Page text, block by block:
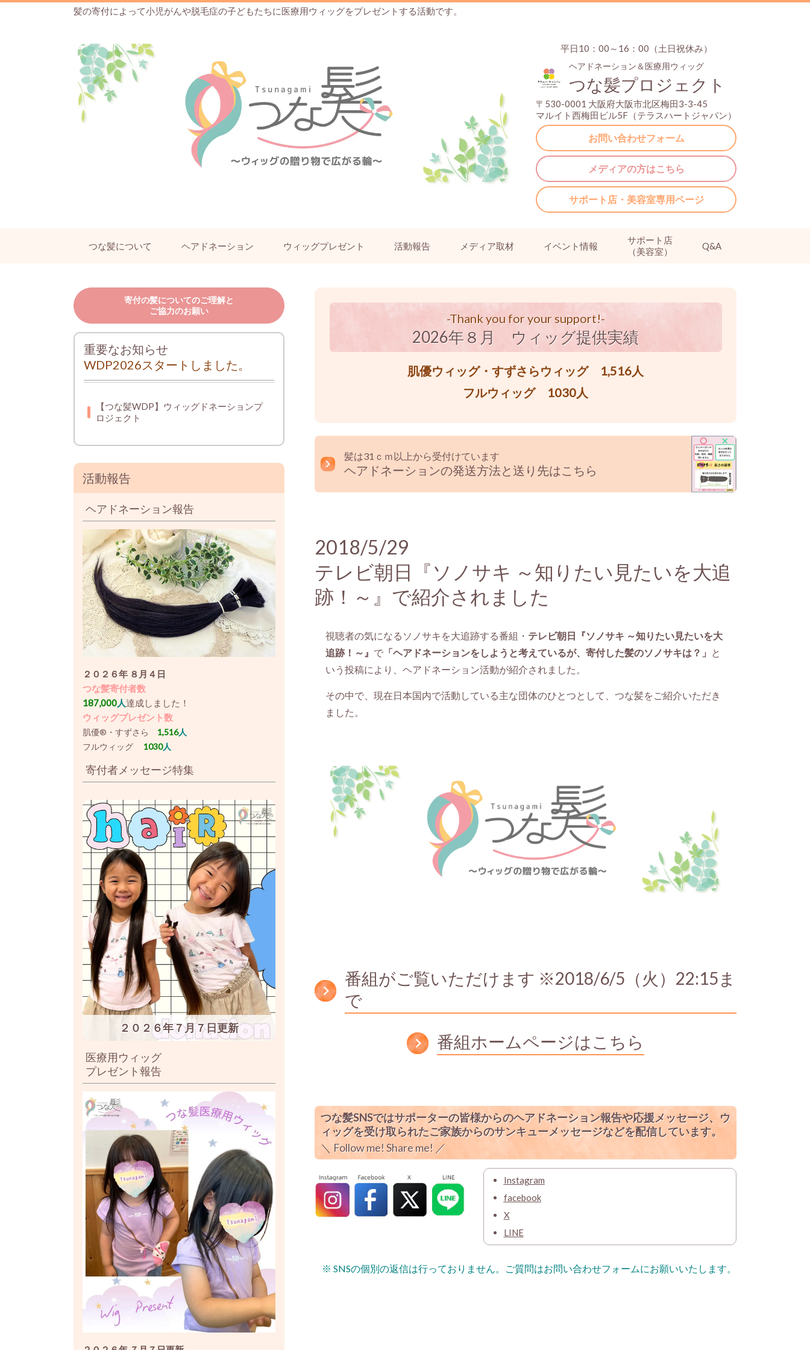
髪の寄付によって小児がんや脱毛症の子どもたちに医療用ウィッグをプレゼントする活動です。
平日10：00～16：00（土日祝休み）
ヘアドネーション＆医療用ウィッグ
つな髪プロジェクト
〒530-0001 大阪府大阪市北区梅田3-3-45
マルイト西梅田ビル5F（テラスハートジャパン）
お問い合わせフォーム
メディアの方はこちら
サポート店・美容室専用ページ
つな髪について ヘアドネーション ウィッグプレゼント 活動報告 メディア取材 イベント情報
サポート店
（美容室）
Q&A
-Thank you for your support!-
2026年８月 ウィッグ提供実績
肌優ウィッグ・すずさらウィッグ 1,516人
フルウィッグ 1030人
髪は31ｃｍ以上から受付けています
ヘアドネーションの発送方法と送り先はこちら
2018/5/29
テレビ朝日『ソノサキ ～知りたい見たいを大追
跡！～』で紹介されました
視聴者の気になるソノサキを大追跡する番組・ テレビ朝日『ソノサキ ～知りたい見たいを大
追跡！～』 で「ヘアドネーションをしようと考えているが、寄付した髪のソノサキは？」 と
いう投稿により、ヘアドネーション活動が紹介されました。
その中で、現在日本国内で活動している主な団体のひとつとして、つな髪をご紹介いただき
ました。
番組がご覧いただけます ※2018/6/5（火）22:15ま
で
番組ホームページはこちら
つな髪SNSではサポーターの皆様からのヘアドネーション報告や応援メッセージ、ウ
ィッグを受け取られたご家族からのサンキューメッセージなどを配信しています。
＼ Follow me! Share me! ／
Instagram
facebook
X
LINE
※ SNSの個別の返信は行っておりません。ご質問はお問い合わせフォームにお願いいたします。
寄付の髪についてのご理解と
ご協力のお願い
重要なお知らせ
WDP2026スタートしました。
【つな髪WDP】ウィッグドネーションプ
ロジェクト
活動報告
ヘアドネーション報告
２０２６年 ８月４日
つな髪寄付者数
187,000人達成しました！
ウィッグプレゼント数
肌優®・すずさら 1,516人
フルウィッグ 1030人
寄付者メッセージ特集
２０２６年７月７日更新
医療用ウィッグ
プレゼント報告